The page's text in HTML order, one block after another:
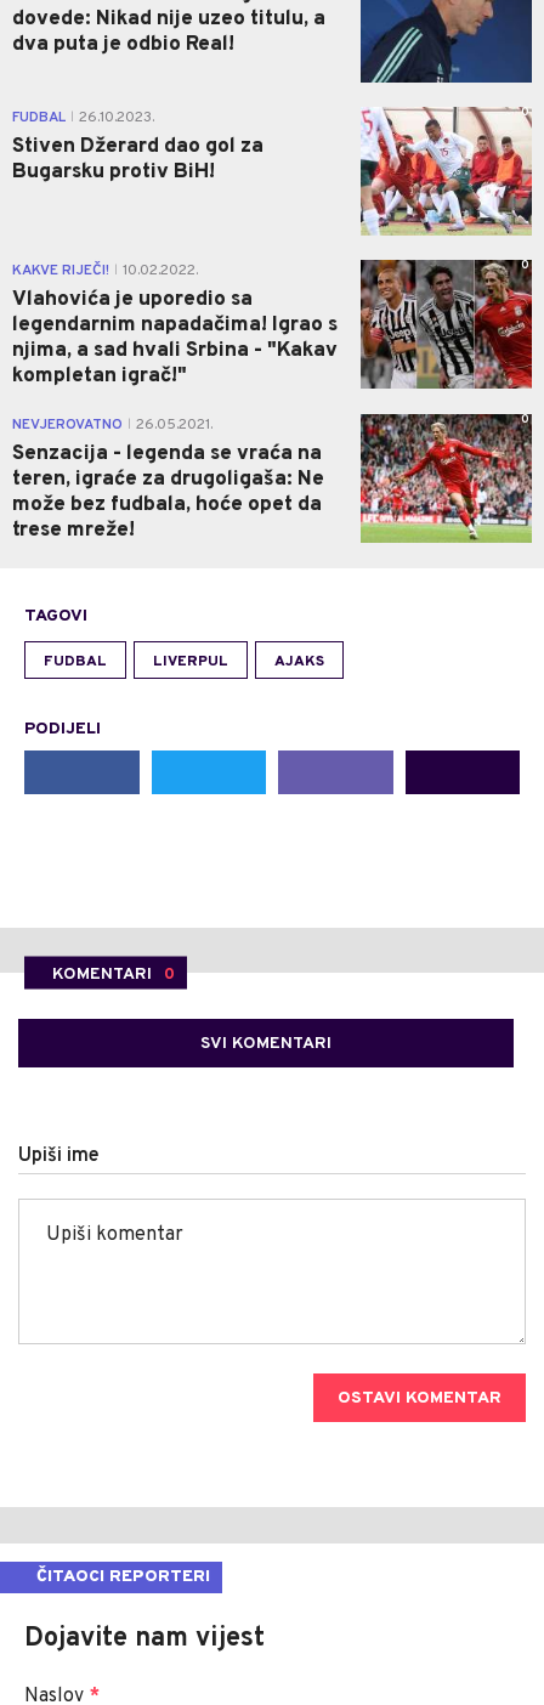
dovede: Nikad nije uzeo titulu, a
dva puta je odbio Real!
FUDBAL 26.10.2023.
Stiven Džerard dao gol za
Bugarsku protiv BiH!
0
KAKVE RIJEČI! 10.02.2022.
Vlahovića je uporedio sa
legendarnim napadačima! Igrao s
njima, a sad hvali Srbina - "Kakav
kompletan igrač!"
0
NEVJEROVATNO 26.05.2021.
Senzacija - legenda se vraća na
teren, igraće za drugoligaša: Ne
može bez fudbala, hoće opet da
trese mreže!
0
TAGOVI
FUDBAL LIVERPUL AJAKS
PODIJELI
KOMENTARI 0
SVI KOMENTARI
Upiši ime
OSTAVI KOMENTAR
ČITAOCI REPORTERI
Dojavite nam vijest
Naslov *